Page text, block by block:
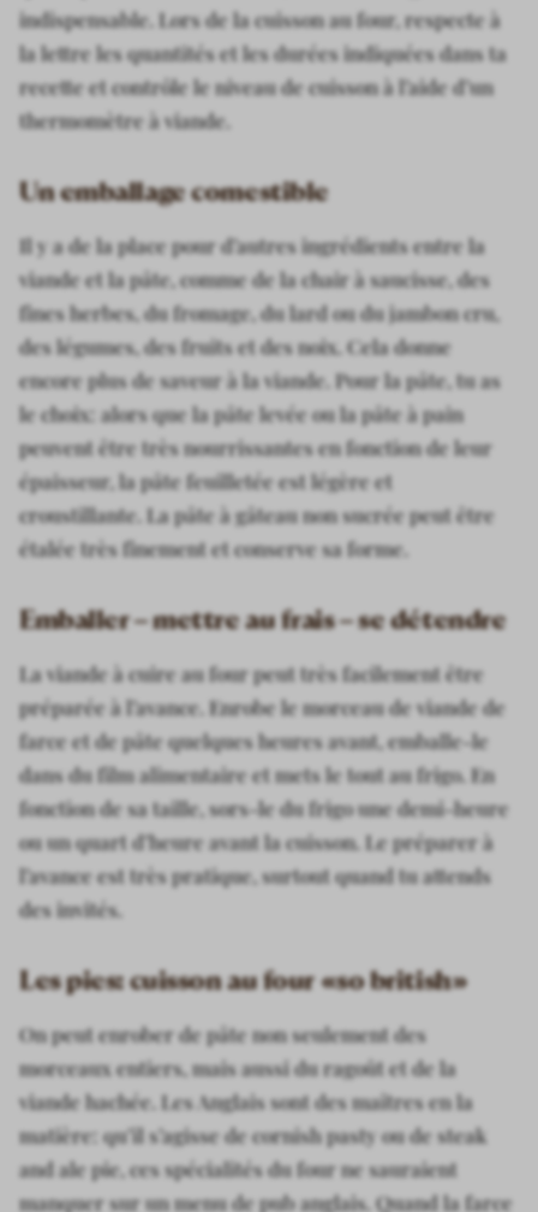
indispensable. Lors de la cuisson au four, respecte à
la lettre les quantités et les durées indiquées dans ta
recette et contrôle le niveau de cuisson à l’aide d’un
thermomètre à viande.
Un emballage comestible
Il y a de la place pour d’autres ingrédients entre la
viande et la pâte, comme de la chair à saucisse, des
fines herbes, du fromage, du lard ou du jambon cru,
des légumes, des fruits et des noix. Cela donne
encore plus de saveur à la viande. Pour la pâte, tu as
le choix: alors que la pâte levée ou la pâte à pain
peuvent être très nourrissantes en fonction de leur
épaisseur, la pâte feuilletée est légère et
croustillante. La pâte à gâteau non sucrée peut être
étalée très finement et conserve sa forme.
Emballer – mettre au frais – se détendre
La viande à cuire au four peut très facilement être
préparée à l’avance. Enrobe le morceau de viande de
farce et de pâte quelques heures avant, emballe-le
dans du film alimentaire et mets le tout au frigo. En
fonction de sa taille, sors-le du frigo une demi-heure
ou un quart d’heure avant la cuisson. Le préparer à
l’avance est très pratique, surtout quand tu attends
des invités.
Les pies: cuisson au four «so british»
On peut enrober de pâte non seulement des
morceaux entiers, mais aussi du ragoût et de la
viande hachée. Les Anglais sont des maîtres en la
matière: qu’il s’agisse de cornish pasty ou de steak
and ale pie, ces spécialités du four ne sauraient
manquer sur un menu de pub anglais. Quand la farce